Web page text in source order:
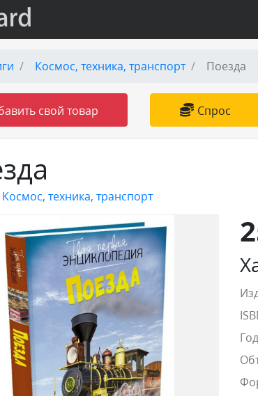
или услугу
Космос, техника, транспорт Поезда
свой товар Спрос
Космос, техника, транспорт